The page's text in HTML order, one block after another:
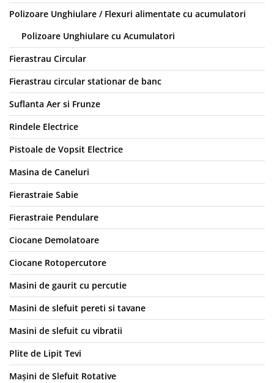
Polizoare Unghiulare / Flexuri alimentate cu acumulatori
Polizoare Unghiulare cu Acumulatori
Fierastrau Circular
Fierastrau circular stationar de banc
Suflanta Aer si Frunze
Rindele Electrice
Pistoale de Vopsit Electrice
Masina de Caneluri
Fierastraie Sabie
Fierastraie Pendulare
Ciocane Demolatoare
Ciocane Rotopercutore
Masini de gaurit cu percutie
Masini de slefuit pereti si tavane
Masini de slefuit cu vibratii
Plite de Lipit Tevi
Mașini de Slefuit Rotative